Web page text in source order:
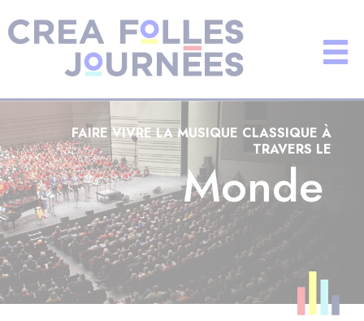
FAIRE VIVRE LA MUSIQUE CLASSIQUE À
TRAVERS LE
Monde